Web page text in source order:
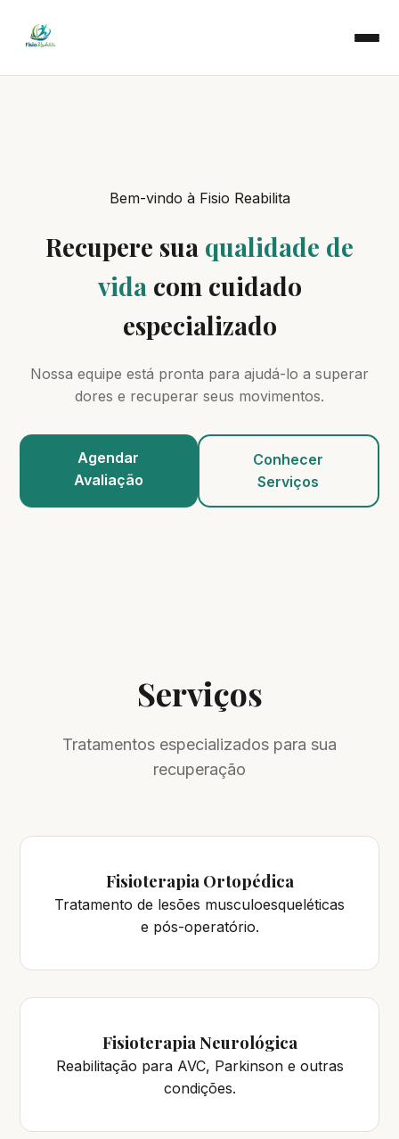
Bem-vindo à Fisio Reabilita
Recupere sua qualidade de
vidacom cuidado
especializado
Nossa equipe está pronta para ajudá-lo a superar
dores e recuperar seus movimentos.
Agendar
Avaliação
Conhecer
Serviços
Serviços
Tratamentos especializados para sua
recuperação
Fisioterapia Ortopédica
Tratamento de lesões musculoesqueléticas
e pós-operatório.
Fisioterapia Neurológica
Reabilitação para AVC, Parkinson e outras
condições.